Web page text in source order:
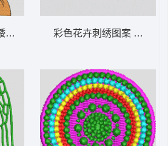
人刺绣图案 美女彩色花卉刺绣图案 抽象